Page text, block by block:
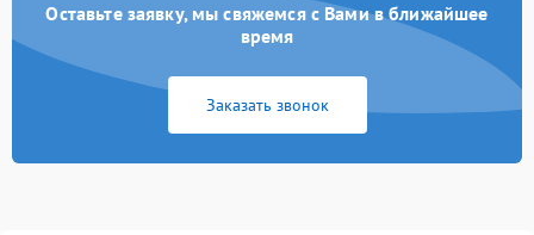
Оставьте заявку, мы свяжемся с Вами в ближайшее
время
Заказать звонок